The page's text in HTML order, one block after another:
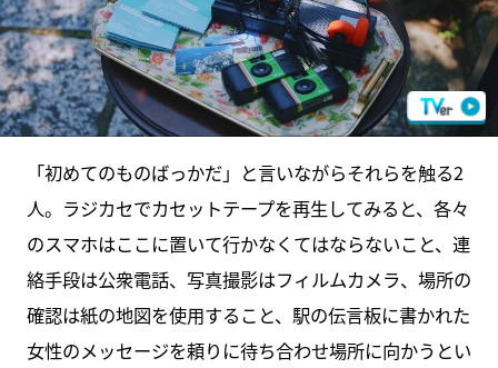
「初めてのものばっかだ」と言いながらそれらを触る2
人。ラジカセでカセットテープを再生してみると、各々
のスマホはここに置いて行かなくてはならないこと、連
絡手段は公衆電話、写真撮影はフィルムカメラ、場所の
確認は紙の地図を使用すること、駅の伝言板に書かれた
女性のメッセージを頼りに待ち合わせ場所に向かうとい